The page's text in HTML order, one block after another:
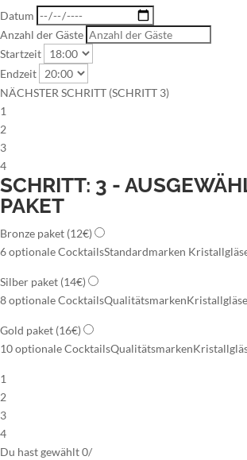
Datum
Anzahl der Gäste
Startzeit
Endzeit
NÄCHSTER SCHRITT (SCHRITT 3)
1
2
3
4
SCHRITT: 3 -
PAKET
Bronze paket (12€)
6 optionale CocktailsStandardmarken
Silber paket (14€)
8 optionale CocktailsQualitätsmarken
Gold paket (16€)
10 optionale CocktailsQualitätsmarken
1
2
3
4
Du hast gewählt0/